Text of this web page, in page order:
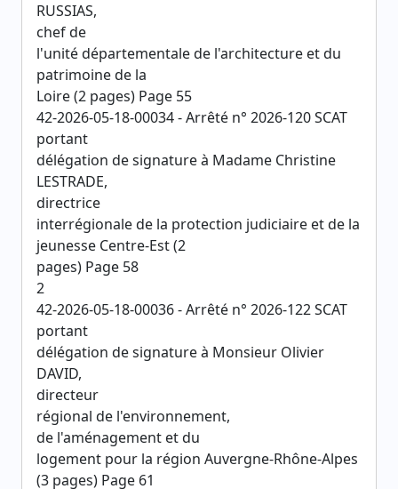
RUSSIAS,
chef de
l'unité départementale de l'architecture et du
patrimoine de la
Loire (2 pages) Page 55
42-2026-05-18-00034 - Arrêté n° 2026-120 SCAT
portant
délégation de signature à Madame Christine
LESTRADE,
directrice
interrégionale de la protection judiciaire et de la
jeunesse Centre-Est (2
pages) Page 58
2
42-2026-05-18-00036 - Arrêté n° 2026-122 SCAT
portant
délégation de signature à Monsieur Olivier
DAVID,
directeur
régional de l'environnement,
de l'aménagement et du
logement pour la région Auvergne-Rhône-Alpes
(3 pages) Page 61